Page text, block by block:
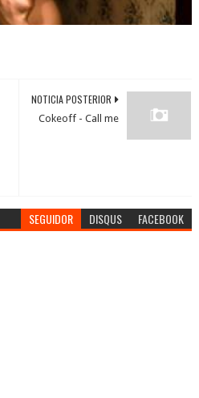
NOTICIA POSTERIOR
Cokeoff - Call me
SEGUIDOR DISQUS FACEBOOK